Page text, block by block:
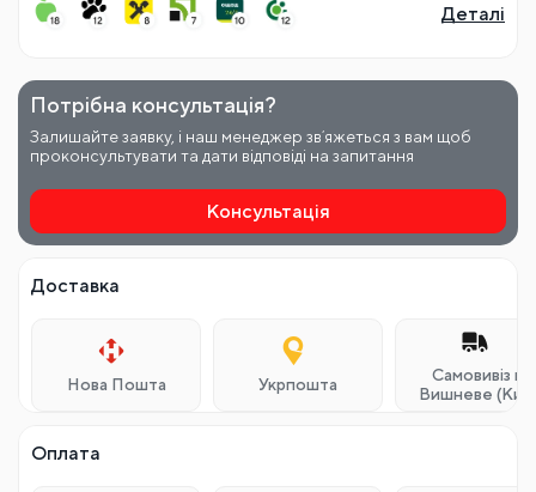
Деталі
Потрібна консультація?
Залишайте заявку, і наш менеджер звʼяжеться з вам щоб
проконсультувати та дати відповіді на запитання
Консультація
Доставка
Нова Пошта Укрпошта
Самовивіз м.
Вишневе
Оплата